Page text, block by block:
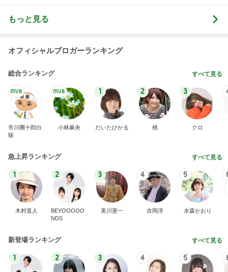
もっと見る
オフィシャルブロガーランキング
総合ランキング すべて見る
市川團十郎白
猿
小林麻央
1
だいたひかる
2
桃
3
クロ
急上昇ランキング すべて見る
1
木村直人
2
BEYOOOOO
NDS
3
美川憲一
4
吉岡淳
5
水森かおり
新登場ランキング すべて見る
1 2 3 4 5